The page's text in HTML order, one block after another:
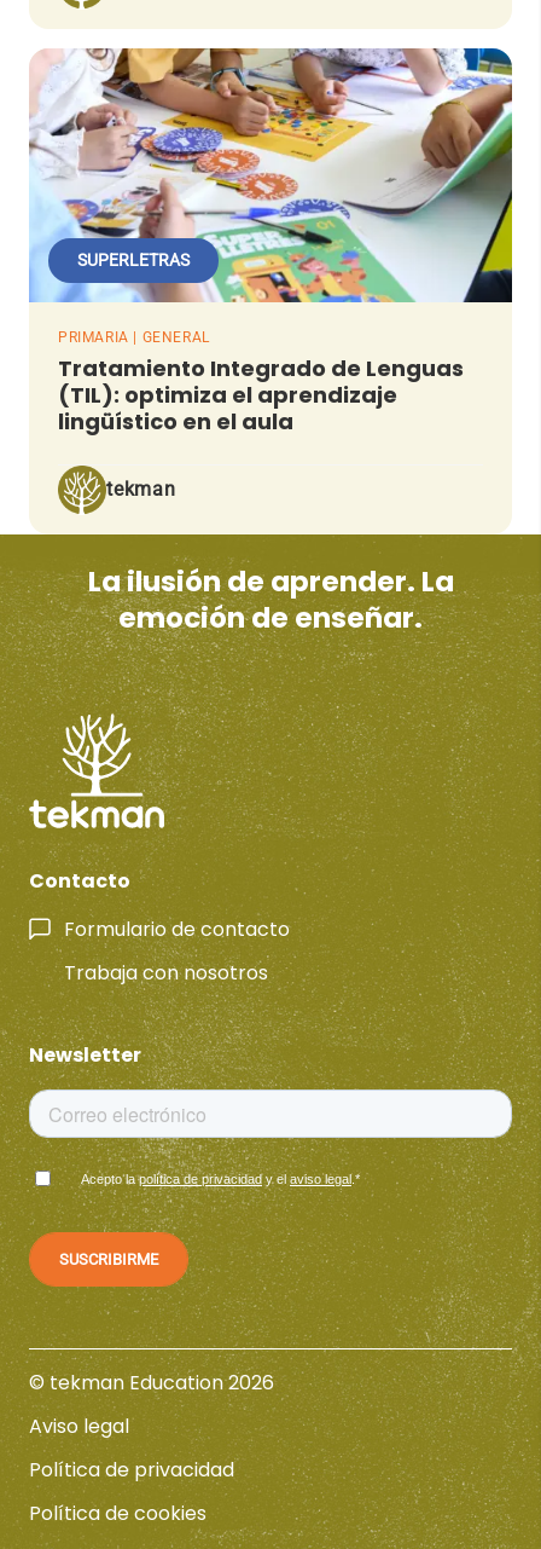
SUPERLETRAS
PRIMARIA | GENERAL
Tratamiento Integrado de Lenguas
(TIL): optimiza el aprendizaje
lingüístico en el aula
tekman
La ilusión de aprender. La
emoción de enseñar.
Contacto
Formulario de contacto
Trabaja con nosotros
Newsletter
Acepto lapolítica de privacidady el aviso legal.*
© tekman Education 2026
Aviso legal
Política de privacidad
Política de cookies